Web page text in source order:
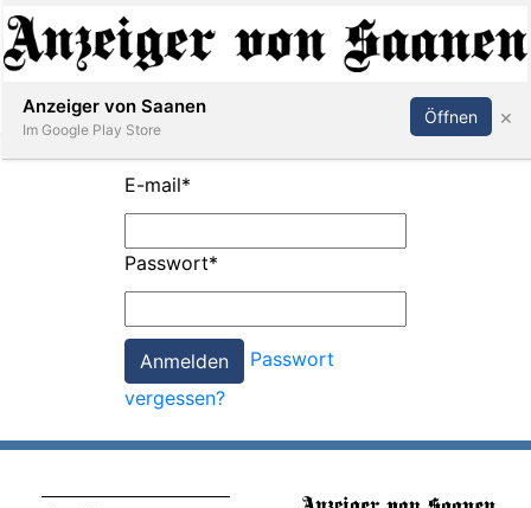
Abonnieren Anmelden
E-mail*
Passwort*
Passwort
vergessen?
Anzeiger von Saanen
Im Google Play Store
Öffnen ×